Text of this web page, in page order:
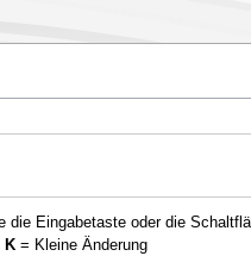
Eingabetaste oder die
K= Kleine Änderung